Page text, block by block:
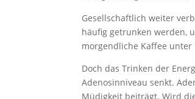
Gesellschaftlich weiter
häufig getrunken werden,
morgendliche Kaffee unter
Doch das Trinken der
Adenosinniveau senkt.
Müdigkeit beiträgt. Wird